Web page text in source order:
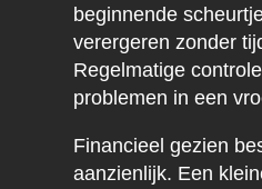
beginnende
verergeren zonder
Regelmatige
problemen in een
Financieel gezien
aanzienlijk. Een